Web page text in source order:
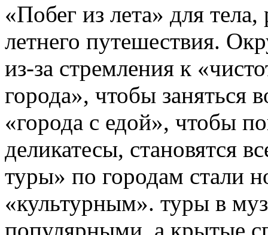
«Побег из лета» для
летнего путешествия.
из-за стремления к
города», чтобы заняться
«города с едой», чтобы
деликатесы, становятся
туры» по городам стали
«культурным». туры в
популярными, а крытые